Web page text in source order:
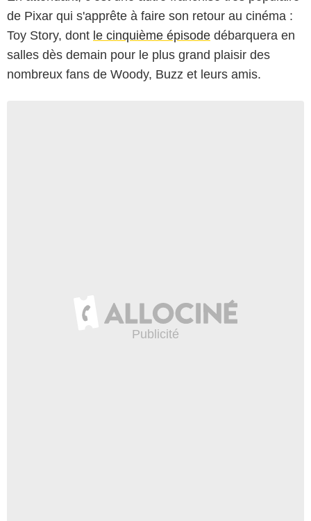
de Pixar qui s'apprête à faire son retour au cinéma :
Toy Story, dont le cinquième épisode débarquera en
salles dès demain pour le plus grand plaisir des
nombreux fans de Woody, Buzz et leurs amis.